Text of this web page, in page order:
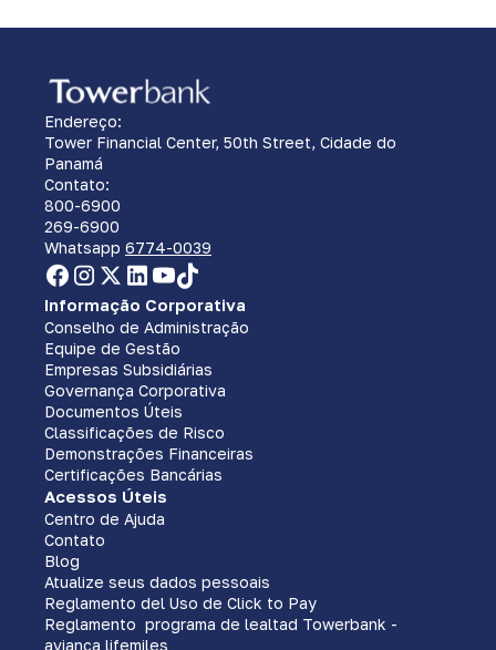
Endereço:
Tower Financial Center, 50th Street, Cidade do
Panamá
Contato:
800-6900
269-6900
Whatsapp 6774-0039
Informação Corporativa
Conselho de Administração
Equipe de Gestão
Empresas Subsidiárias
Governança Corporativa
Documentos Úteis
Classificações de Risco
Demonstrações Financeiras
Certificações Bancárias
Acessos Úteis
Centro de Ajuda
Contato
Blog
Atualize seus dados pessoais
Reglamento del Uso de Click to Pay
Reglamento programa de lealtad Towerbank -
avianca lifemiles